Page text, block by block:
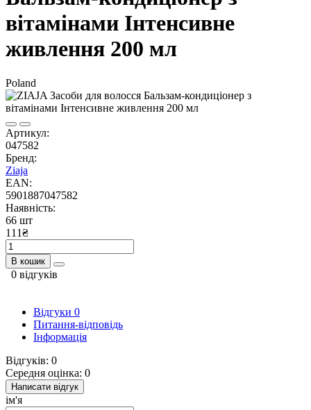
вітамінами Інтенсивне
живлення 200 мл
Poland
Артикул:
047582
Бренд:
Ziaja
EAN:
5901887047582
Наявність:
66 шт
111₴
В кошик
0 відгуків
Відгуки 0
Питання-відповідь
Інформація
Відгуків: 0
Середня оцінка: 0
Написати відгук
ім'я